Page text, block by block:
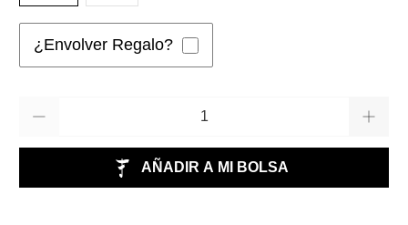
¿Envolver Regalo?
AÑADIR A MI BOLSA